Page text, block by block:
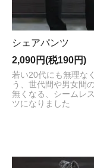
シェアパンツ
2,090円(税190円)
若い20代にも無理な
う、世代間や男女間
無くなる、シームレ
ツになりました